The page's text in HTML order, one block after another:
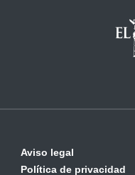
Aviso legal
Política de privacidad